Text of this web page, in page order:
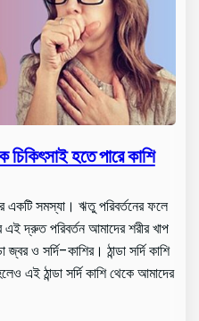
হতে পারে কাশি
একটি সমস্যা। ঋতু পরিবর্তনের ফলে
দ্রুত পরিবর্তন আমাদের শরীর খাপ
জ্বর ও সর্দি-কাশির। ঠান্ডা সর্দি কাশি
এই ঠান্ডা সর্দি কাশি থেকে আমাদের